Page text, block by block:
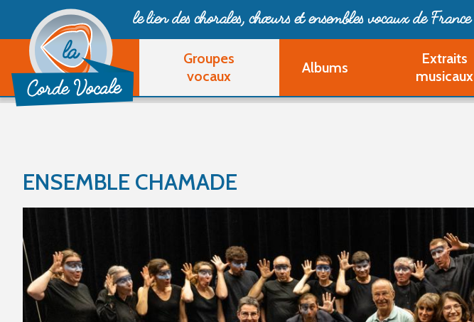
le lien des chorales, chœurset ensembles vocaux de France
Groupes
vocaux
Albums
Extraits
musicaux
ENSEMBLE CHAMADE